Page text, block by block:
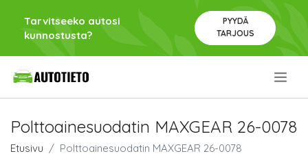
Tarvitseeko autosi
kunnostusta?
PYYDÄ
TARJOUS
Polttoainesuodatin MAXGEAR 26-0078
Etusivu Polttoainesuodatin MAXGEAR 26-0078